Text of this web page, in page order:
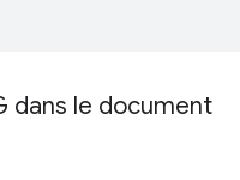
dans le document